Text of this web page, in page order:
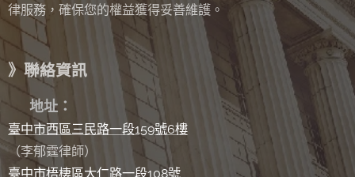
律服務，確保您的權益獲得妥善維護。
》聯絡資訊
地址：
臺中市西區三民路一段159號6樓
（李郁霆律師）
臺中市梧棲區大仁路一段108號